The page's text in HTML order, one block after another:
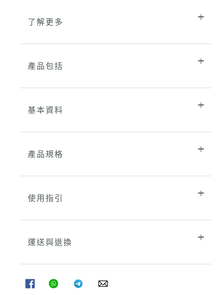
了解更多
產品包括
基本資料
產品規格
使用指引
運送與退換
分
享
分
享